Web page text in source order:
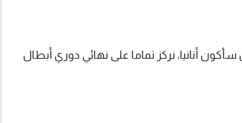
أنانيا، نركز تماما على نهائي دوري أبطال